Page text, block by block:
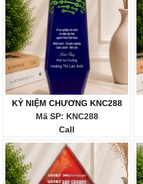
KỶ NIỆM CHƯƠNG KNC288
Mã SP: KNC288
Call